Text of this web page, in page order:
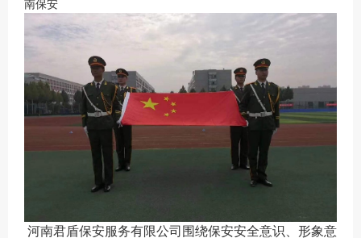
南保安
河南君盾保安服务有限公司围绕保安安全意识、形象意